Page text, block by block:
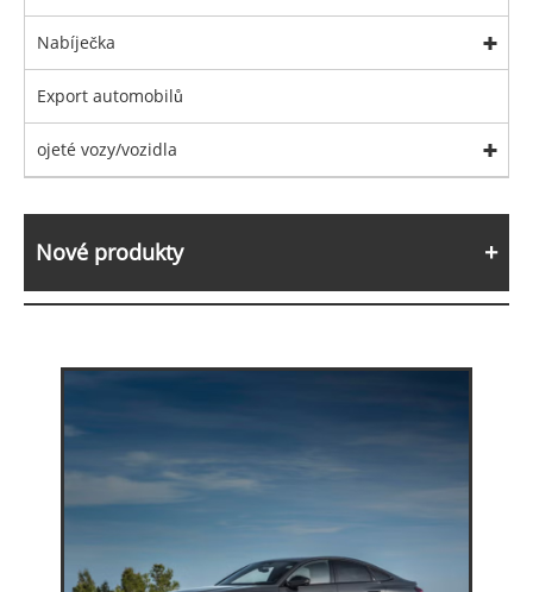
Nabíječka
Export automobilů
ojeté vozy/vozidla
Nové produkty